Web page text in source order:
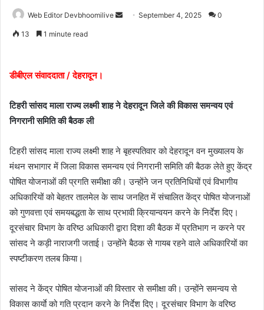
Web Editor Devbhoomilive
SendSeptember 4, 2025 0
13 1 minute read
डीबीएल संवाददाता / देहरादून।
टिहरी सांसद माला राज्य लक्ष्मी शाह ने देहरादून जिले की विकास समन्वय एवं
निगरानी समिति की बैठक ली
टिहरी सांसद माला राज्य लक्ष्मी शाह ने बृहस्पतिवार को देहरादून वन मुख्यालय के
मंथन सभागार में जिला विकास समन्वय एवं निगरानी समिति की बैठक लेते हुए केंद्र
पोषित योजनाओं की प्रगति समीक्षा की। उन्होंने जन प्रतिनिधियों एवं विभागीय
अधिकारियों को बेहतर तालमेल के साथ जनहित में संचालित केंद्र पोषित योजनाओं
को गुणवत्ता एवं समयबद्धता के साथ प्रभावी क्रियान्वयन करने के निर्देश दिए।
दूरसंचार विभाग के वरिष्ठ अधिकारी द्वारा दिशा की बैठक में प्रतिभाग न करने पर
सांसद ने कड़ी नाराजगी जताई। उन्होंने बैठक से गायब रहने वाले अधिकारियों का
स्पष्टीकरण तलब किया।
सांसद ने केंद्र पोषित योजनाओं की विस्तार से समीक्षा की। उन्होंने समन्वय से
विकास कार्याे को गति प्रदान करने के निर्देश दिए। दूरसंचार विभाग के वरिष्ठ